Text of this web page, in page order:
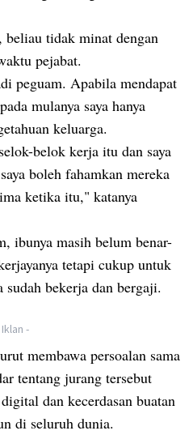
tidak minat dengan
pejabat.
peguam. Apabila mendapat
mulanya saya hanya
keluarga.
belok kerja itu dan saya
boleh fahamkan mereka
ketika itu," katanya
ibunya masih belum benar-
tetapi cukup untuk
bekerja dan bergaji.
-
membawa persoalan sama
tentang jurang tersebut
dan kecerdasan buatan
di seluruh dunia.